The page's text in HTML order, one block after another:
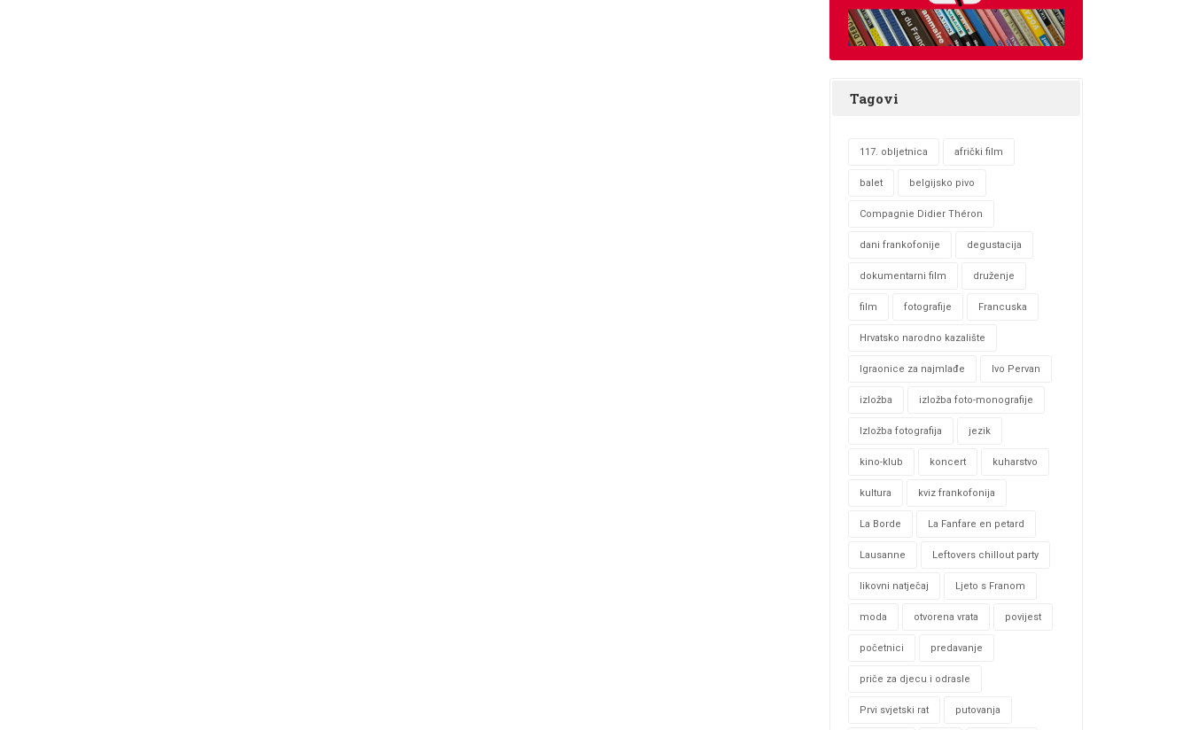
Tagovi
117. obljetnica afrički film
balet belgijsko pivo
Compagnie Didier Théron
dani frankofonije degustacija
dokumentarni film druženje
film fotografije Francuska
Hrvatsko narodno kazalište
Igraonice za najmlađe Ivo Pervan
izložba izložba foto-monografije
Izložba fotografija jezik
kino-klub koncert kuharstvo
kultura kviz frankofonija
La Borde La Fanfare en petard
Lausanne Leftovers chillout party
likovni natječaj Ljeto s Franom
moda otvorena vrata povijest
početnici predavanje
priče za djecu i odrasle
Prvi svjetski rat putovanja